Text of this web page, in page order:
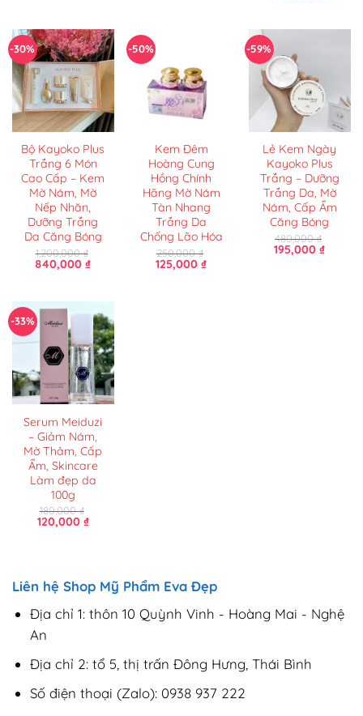
-30%
Bộ Kayoko Plus
Trắng 6 Món
Cao Cấp – Kem
Mờ Nám, Mờ
Nếp Nhăn,
Dưỡng Trắng
Da Căng Bóng
1,200,000₫
Giá
840,000₫Giá
-50%
Kem Đêm
Hoàng Cung
Hồng Chính
Hãng Mờ Nám
Tàn Nhang
Trắng Da
Chống Lão Hóa
250,000₫
Giá
gốc
125,000₫Giá
-59%
Lẻ Kem Ngày
Kayoko Plus
Trắng – Dưỡng
Trắng Da, Mờ
Nám, Cấp Ẩm
Căng Bóng
480,000₫
Giá
gốc
195,000₫Giá
-33%
Serum Meiduzi
– Giảm Nám,
Mờ Thâm, Cấp
Ẩm, Skincare
Làm đẹp da
100g
180,000₫
Giá
gốc
120,000 ₫Giá
Liên hệ Shop Mỹ Phẩm Eva Đẹp
Địa chỉ 1: thôn 10 Quỳnh Vinh - Hoàng Mai - Nghệ
An
Địa chỉ 2: tổ 5, thị trấn Đông Hưng, Thái Bình
Số điện thoại (Zalo): 0938 937 222